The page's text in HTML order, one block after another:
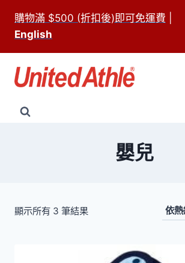
content
購物滿 $500 (折扣後)即可免運費
English
嬰兒
顯示所有 3 筆結果依